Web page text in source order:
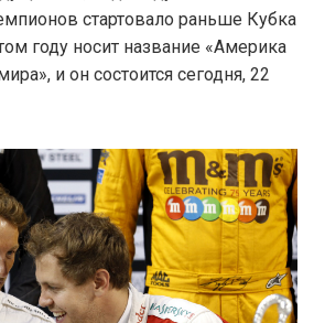
стартовало раньше Кубка
году носит название «Америка
и он состоится сегодня, 22